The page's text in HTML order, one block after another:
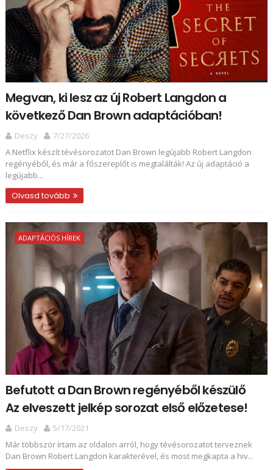
Megvan, ki lesz az új Robert Langdon a
következő Dan Brown adaptációban!
Deszy
7/27/2026
A Netflix készít tévésorozatot Dan Brown legújabb Robert Langdon
regényéből, és már a főszereplőt is megtalálták! Az új adaptáció a
legújabb...
Olvasd tovább
ADAPTÁCIÓS HÍREK
Befutott a Dan Brown regényéből készülő
Az elveszett jelkép sorozat első előzetese!
Deszy
5/17/2021
Már többször írtam az oldalon arról, hogy tévésorozatot terveznek
Dan Brown Robert Langdon karakterével, és most megkapta a hiv...